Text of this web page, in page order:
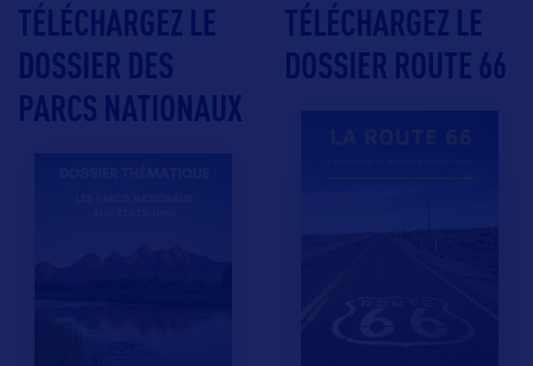
TÉLÉCHARGEZ LE
DOSSIER DES
PARCS NATIONAUX
TÉLÉCHARGEZ LE
DOSSIER ROUTE 66